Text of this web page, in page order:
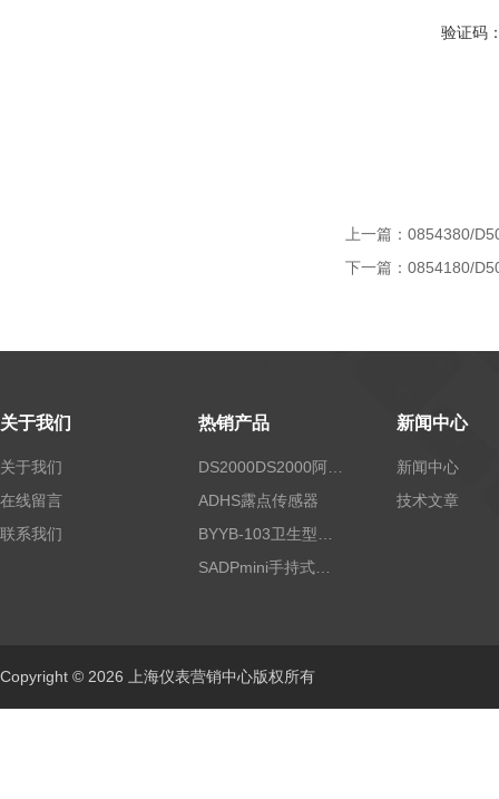
验证码
上一篇： 0854380/
下一篇： 0854180/
关于我们
关于我们
在线留言
联系我们
热销产品
ADHS露点传感器
新闻中心
新闻中心
技术文章
Copyright © 2026 上海仪表营销中心版权所有